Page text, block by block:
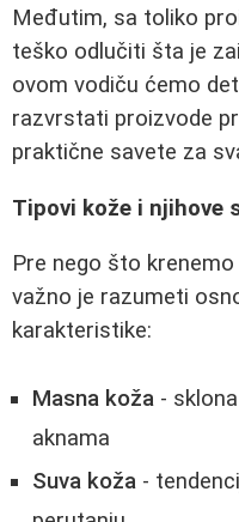
Međutim, sa toliko
teško odlučiti šta je
ovom vodiču ćemo
razvrstati proizvode
praktične savete za
Tipovi kože i njihove
Pre nego što
važno je razumeti
karakteristike:
Masna koža -
aknama
Suva koža -